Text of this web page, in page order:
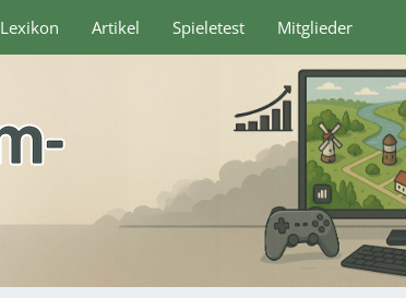
Lexikon Artikel Spieletest Mitglieder